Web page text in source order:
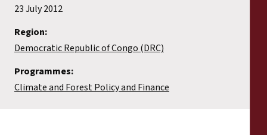
23 July 2012
Region:
Democratic Republic of Congo (DRC)
Programmes:
Climate and Forest Policy and Finance